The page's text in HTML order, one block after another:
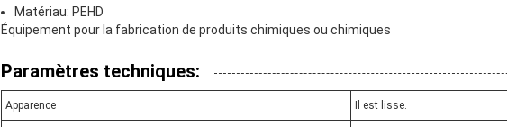
Matériau: PEHD
Équipement pour la fabrication de produits chimiques ou chimiques
Paramètres techniques:
Apparence Il est lisse.